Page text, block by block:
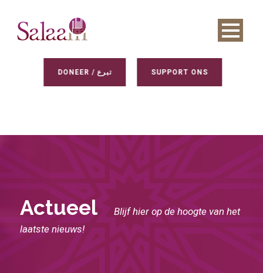
DONEER / تبرع SUPPORT ONS
Actueel
Blijf hier op de hoogte van het
laatste nieuws!